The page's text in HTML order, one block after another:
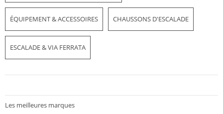
ÉQUIPEMENT & ACCESSOIRES CHAUSSONS D'ESCALADE
ESCALADE & VIA FERRATA
Les meilleures marques